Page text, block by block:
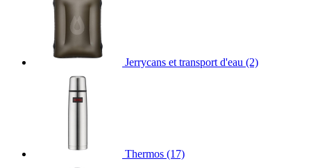
Jerrycans et transport d'eau (2)
Thermos (17)